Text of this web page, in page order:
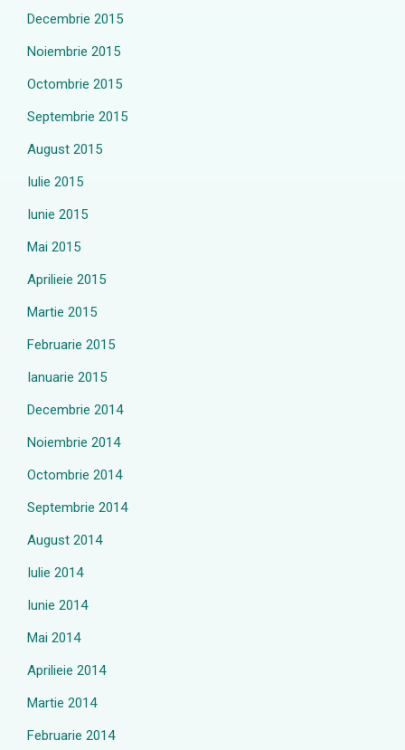
Decembrie 2015
Noiembrie 2015
Octombrie 2015
Septembrie 2015
August 2015
Iulie 2015
Iunie 2015
Mai 2015
Aprilieie 2015
Martie 2015
Februarie 2015
Ianuarie 2015
Decembrie 2014
Noiembrie 2014
Octombrie 2014
Septembrie 2014
August 2014
Iulie 2014
Iunie 2014
Mai 2014
Aprilieie 2014
Martie 2014
Februarie 2014